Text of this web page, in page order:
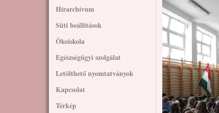
Hírarchívum
Süti beállítások
Ökoiskola
Egészségügyi szolgálat
Letölthető nyomtatványok
Kapcsolat
Térkép